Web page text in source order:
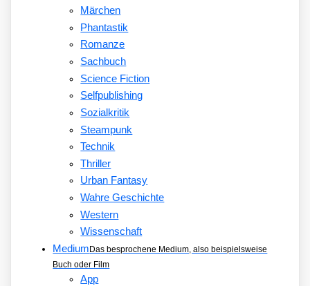
Märchen
Phantastik
Romanze
Sachbuch
Science Fiction
Selfpublishing
Sozialkritik
Steampunk
Technik
Thriller
Urban Fantasy
Wahre Geschichte
Western
Wissenschaft
Medium Das besprochene Medium, also beispielsweise
Buch oder Film
App